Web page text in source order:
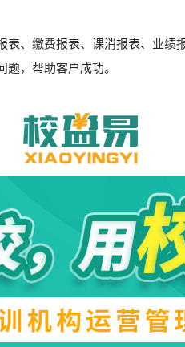
表、缴费报表、课消报表、业
，帮助客户成功。